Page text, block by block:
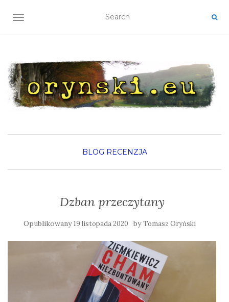
TOGGLE NAVIGATION
BLOG RECENZJA
Dzban przeczytany
Opublikowany19 listopada 2020 byTomasz Oryński